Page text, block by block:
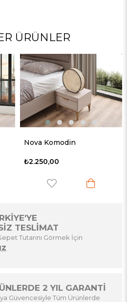
ÜRÜNLER
Bella Komodin
₺3.520,00
Yeni
Ürün
TESLİMAT
Tutarını Görmek İçin
2 YIL GARANTİ
Güvencesiyle Tüm Ürünlerde